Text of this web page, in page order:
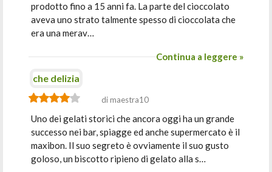
prodotto fino a 15 anni fa. La parte del cioccolato
aveva uno strato talmente spesso di cioccolata che
era una merav…
Continua a leggere »
che delizia
di maestra10
Uno dei gelati storici che ancora oggi ha un grande
successo nei bar, spiagge ed anche supermercato è il
maxibon. Il suo segreto è ovviamente il suo gusto
goloso, un biscotto ripieno di gelato alla s…